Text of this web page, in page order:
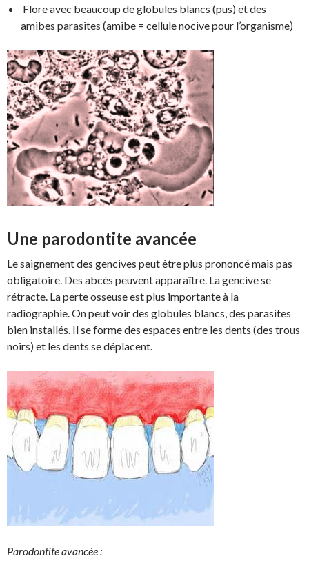
Flore avec beaucoup de globules blancs (pus) et des
amibes parasites (amibe = cellule nocive pour l’organisme)
Une parodontite avancée
Le saignement des gencives peut être plus prononcé mais pas
obligatoire. Des abcès peuvent apparaître. La gencive se
rétracte. La perte osseuse est plus importante à la
radiographie. On peut voir des globules blancs, des parasites
bien installés. Il se forme des espaces entre les dents (des trous
noirs) et les dents se déplacent.
Parodontite avancée :